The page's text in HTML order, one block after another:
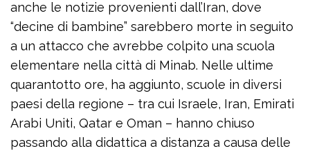
anche le notizie provenienti dall’Iran, dove
“decine di bambine” sarebbero morte in seguito
a un attacco che avrebbe colpito una scuola
elementare nella città di Minab. Nelle ultime
quarantotto ore, ha aggiunto, scuole in diversi
paesi della regione – tra cui Israele, Iran, Emirati
Arabi Uniti, Qatar e Oman – hanno chiuso
passando alla didattica a distanza a causa delle